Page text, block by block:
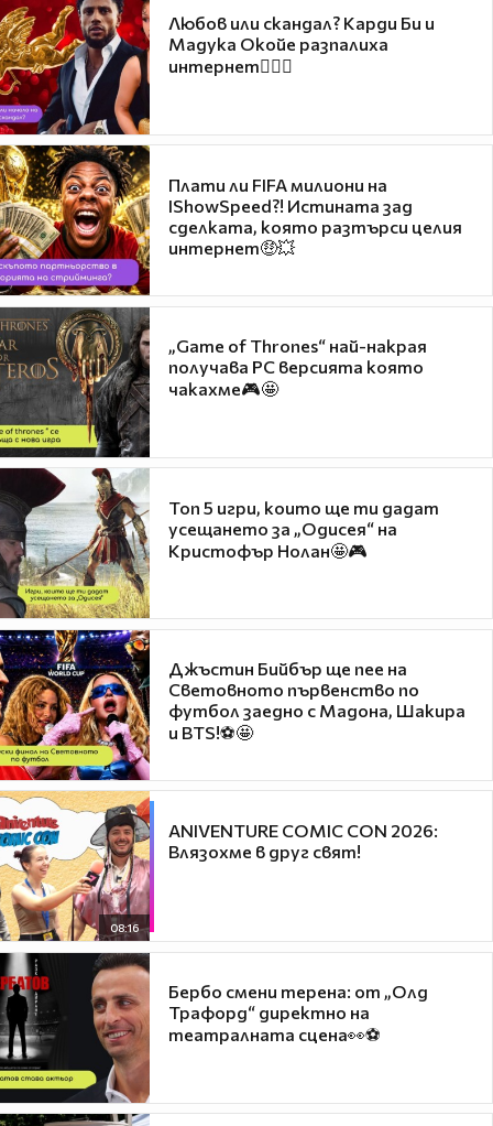
Любов или скандал? Карди Би и
Мадука Окойе разпалиха
интернет❤️‍🔥🔥
Плати ли FIFA милиони на
IShowSpeed?! Истината зад
сделката, която разтърси целия
интернет🤑💥
„Game of Thrones“ най-накрая
получава PC версията която
чакахме🎮🤩
Топ 5 игри, които ще ти дадат
усещането за „Одисея“ на
Кристофър Нолан🤩🎮
Джъстин Бийбър ще пее на
Световното първенство по
футбол заедно с Мадона, Шакира
и BTS!⚽🤩
08:16
ANIVENTURE COMIC CON 2026:
Влязохме в друг свят!
Бербо смени терена: от „Олд
Трафорд“ директно на
театралната сцена👀⚽